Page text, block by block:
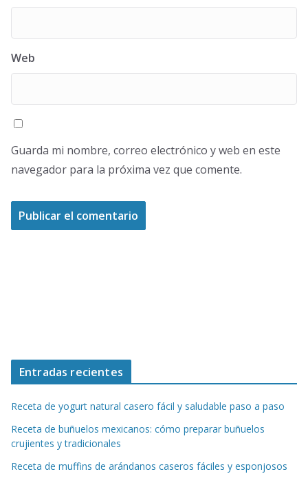
Web
Guarda mi nombre, correo electrónico y web en este
navegador para la próxima vez que comente.
Entradas recientes
Receta de yogurt natural casero fácil y saludable paso a paso
Receta de buñuelos mexicanos: cómo preparar buñuelos
crujientes y tradicionales
Receta de muffins de arándanos caseros fáciles y esponjosos